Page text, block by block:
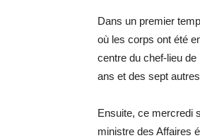
Dans un premier
où les corps ont été
centre du chef-lieu de
ans et des sept
Ensuite, ce mercredi
ministre des Affaires